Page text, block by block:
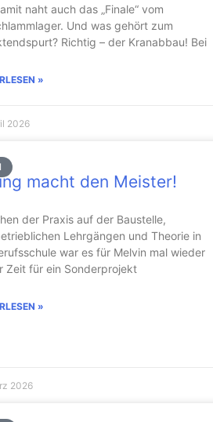
naht auch das „Finale“ vom
Und was gehört zum
Richtig – der Kranabbau! Bei
»
2026
macht den Meister!
der Praxis auf der Baustelle,
Lehrgängen und Theorie in
war es für Melvin mal wieder
Zeit für ein Sonderprojekt
»
2026